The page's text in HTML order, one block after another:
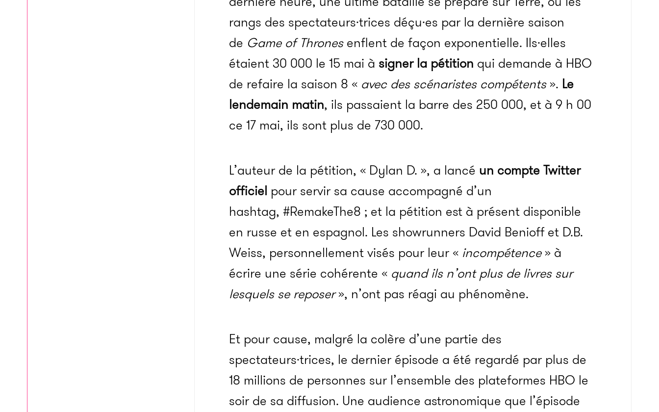
rangs des spectateurs·trices déçu·es par la dernière saison
de Game of Thronesenflent de façon exponentielle. Ils·elles
étaient 30 000 le 15 mai à signer la pétition qui demande à HBO
de refaire la saison 8 « avec des scénaristes compétents». Le
lendemain matin, ils passaient la barre des 250 000, et à 9 h 00
ce 17 mai, ils sont plus de 730 000.
L’auteur de la pétition, « Dylan D. », a lancé un compte Twitter
officiel pour servir sa cause accompagné d’un
hashtag, #RemakeThe8 ; et la pétition est à présent disponible
en russe et en espagnol. Les showrunners David Benioff et D.B.
Weiss, personnellement visés pour leur « incompétence» à
écrire une série cohérente « quand ils n’ont plus de livres sur
lesquels se reposer», n’ont pas réagi au phénomène.
Et pour cause, malgré la colère d’une partie des
spectateurs·trices, le dernier épisode a été regardé par plus de
18 millions de personnes sur l’ensemble des plateformes HBO le
soir de sa diffusion. Une audience astronomique que l’épisode